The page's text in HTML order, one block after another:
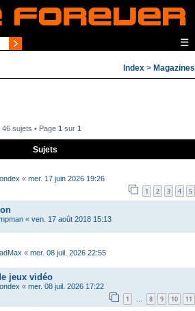
☰
Index > Magazines
46 sujets • Page 1 sur 1
Sujets
« mer. 17 juin 2026 19:26
1 2 3 4 5
« ven. 17 août 2018 15:13
« mer. 08 juil. 2026 22:55
jeux vidéo
« mer. 08 juil. 2026 17:22
1 … 8 9 10 11